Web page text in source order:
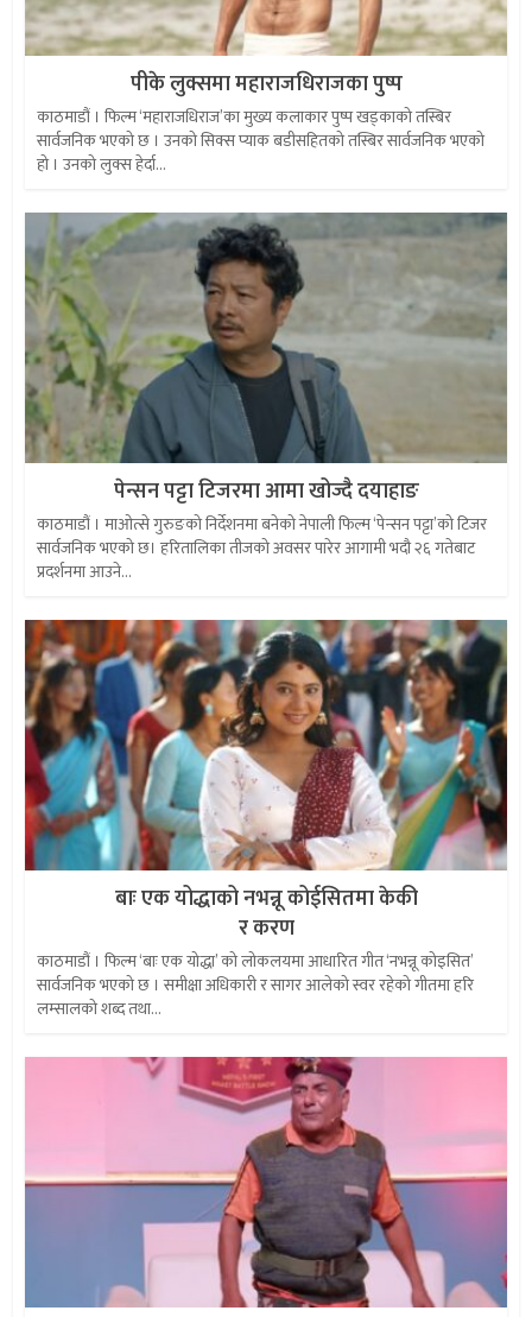
पीके लुक्समा महाराजधिराजका पुष्प
काठमाडौं । फिल्म ‘महाराजधिराज’का मुख्य कलाकार पुष्प खड्काको तस्बिर
सार्वजनिक भएको छ । उनको सिक्स प्याक बडीसहितको तस्बिर सार्वजनिक भएको
हो । उनको लुक्स हेर्दा...
पेन्सन पट्टा टिजरमा आमा खोज्दै दयाहाङ
काठमाडौं । माओत्से गुरुङको निर्देशनमा बनेको नेपाली फिल्म ‘पेन्सन पट्टा’को टिजर
सार्वजनिक भएको छ। हरितालिका तीजको अवसर पारेर आगामी भदौ २६ गतेबाट
प्रदर्शनमा आउने...
बाः एक योद्धाको नभन्नू कोईसितमा केकी
र करण
काठमाडौं । फिल्म ‘बाः एक योद्धा’ को लोकलयमा आधारित गीत ‘नभन्नू कोइसित’
सार्वजनिक भएको छ । समीक्षा अधिकारी र सागर आलेको स्वर रहेको गीतमा हरि
लम्सालको शब्द तथा...